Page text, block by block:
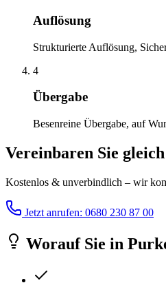
Auflösung
Strukturierte Auflösung,
4
Übergabe
Besenreine Übergabe, auf
Vereinbaren Sie
Kostenlos & unverbindlich – wir
Jetzt anrufen: 0680 230 87 00
Worauf Sie in